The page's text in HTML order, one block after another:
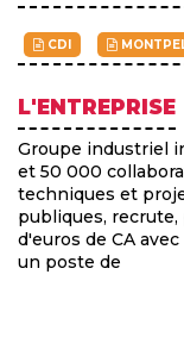
CDI
L'ENTREPRISE
Groupe industriel
et 50 000
techniques et
publiques,
d'euros de CA
un poste de